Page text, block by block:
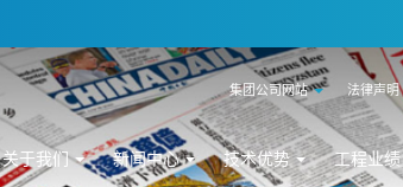
法律声明
集团公司网站
关于我们 新闻中心 技术优势 工程业绩